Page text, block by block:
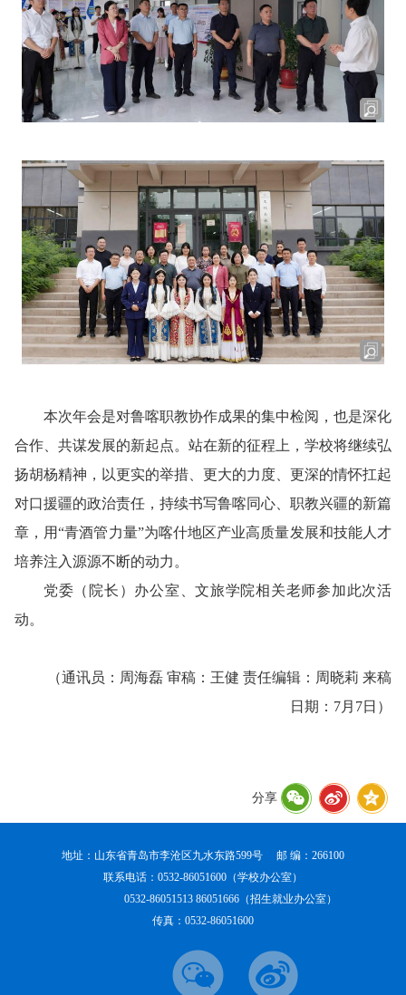
本次年会是对鲁喀职教协作成果的集中检阅，也是深化
合作、共谋发展的新起点。站在新的征程上，学校将继续弘
扬胡杨精神，以更实的举措、更大的力度、更深的情怀扛起
对口援疆的政治责任，持续书写鲁喀同心、职教兴疆的新篇
章，用“青酒管力量”为喀什地区产业高质量发展和技能人才
培养注入源源不断的动力。
党委（院长）办公室、文旅学院相关老师参加此次活
动。
（通讯员：周海磊 审稿：王健 责任编辑：周晓莉 来稿
日期：7月7日）
分享
地址：山东省青岛市李沧区九水东路599号 邮 编：266100
联系电话：0532-86051600（学校办公室）
0532-86051513 86051666（招生就业办公室）
传真：0532-86051600